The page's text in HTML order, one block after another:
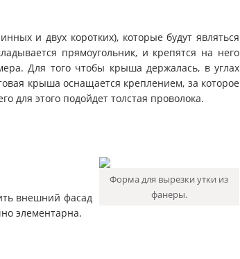
и двух коротких), которые будут являться
прямоугольник, и крепятся на него
Для того чтобы крыша держалась, в углах
крыша оснащается креплением, за которое
для этого подойдет толстая проволока.
Форма для вырезки утки из
фанеры.
внешний фасад
элементарна.